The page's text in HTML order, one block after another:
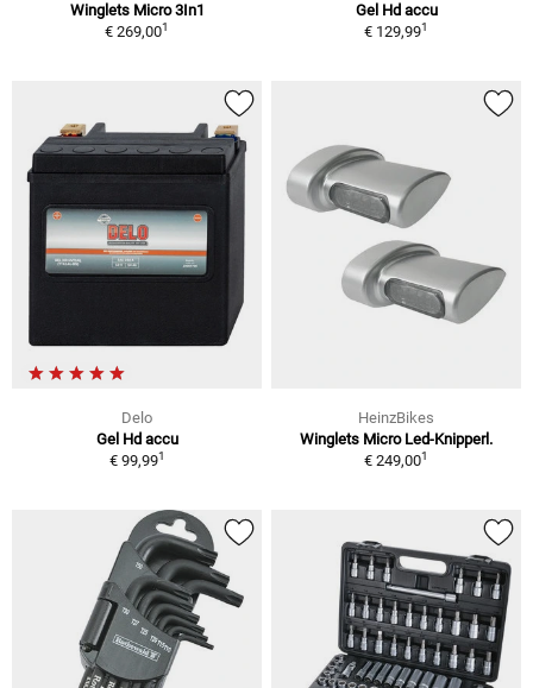
Winglets Micro 3In1
€ 269,001
Gel Hd accu
€ 129,991
Delo
Gel Hd accu
€ 99,991
HeinzBikes
Winglets Micro Led-Knipperl.
€ 249,001